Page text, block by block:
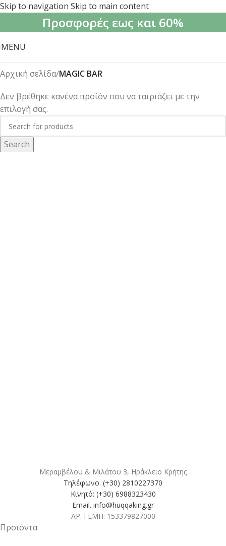
Skip to navigation Skip to main content
Προσφορές εως και 60%
MENU
Αρχική σελίδα/MAGIC BAR
Δεν βρέθηκε κανένα προϊόν που να ταιριάζει με την
επιλογή σας.
Search
Μεραμβέλου & Μιλάτου 3, Ηράκλειο Κρήτης
Τηλέφωνο: (+30) 2810227370
Κινητό: (+30) 6988323430
Email. info@huqqaking.gr
ΑΡ. ΓΕΜΗ: 153379827000
Προιόντα